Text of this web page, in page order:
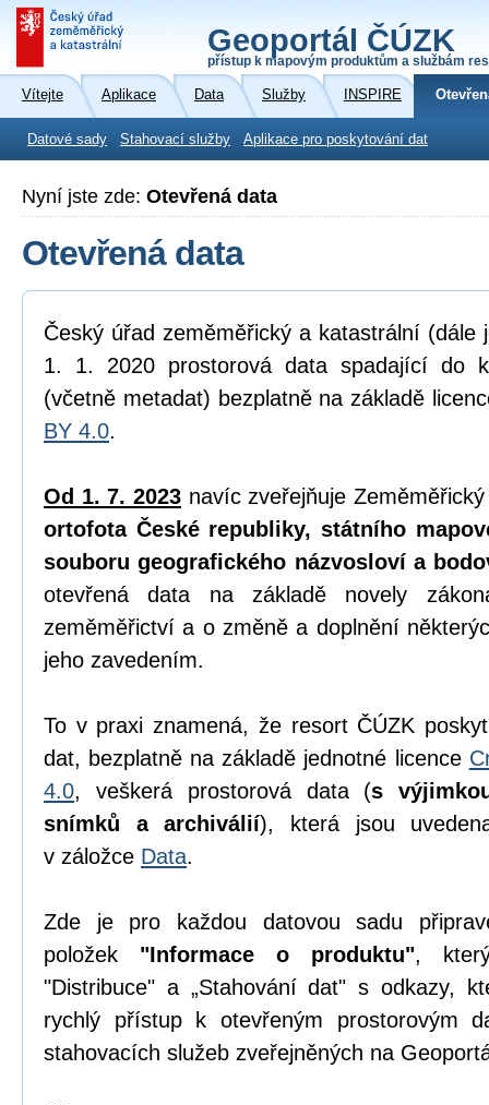
Geoportál ČÚZK
přístup k mapovým produktům a službám
Vítejte Aplikace Data Služby INSPIRE
Datové sady Stahovací služby Aplikace pro poskytování dat
Nyní jste zde: Otevřená data
Otevřená data
Český úřad zeměměřický a katastrální (dále
1. 1. 2020 prostorová data spadající do
(včetně metadat) bezplatně na základě
BY 4.0.
Od 1. 7. 2023 navíc zveřejňuje
ortofota České republiky, státního
souboru geografického názvosloví a
otevřená data na základě novely
zeměměřictví a o změně a doplnění
jeho zavedením.
To v praxi znamená, že resort ČÚZK
dat, bezplatně na základě jednotné licence
4.0, veškerá prostorová data (s
snímků a archiválií), která jsou
v záložce Data.
Zde je pro každou datovou sadu
položek "Informace o produktu",
"Distribuce" a „Stahování dat" s odkazy,
rychlý přístup k otevřeným prostorovým
stahovacích služeb zveřejněných na